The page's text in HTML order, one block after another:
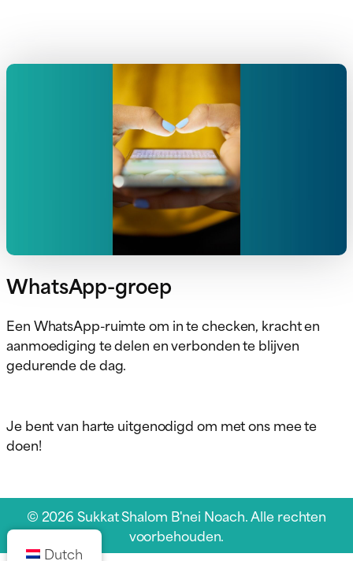
WhatsApp-groep
Een WhatsApp-ruimte om in te checken, kracht en
aanmoediging te delen en verbonden te blijven
gedurende de dag.
Je bent van harte uitgenodigd om met ons mee te
doen!
© 2026 Sukkat Shalom B'nei Noach. Alle rechten
voorbehouden.
Dutch